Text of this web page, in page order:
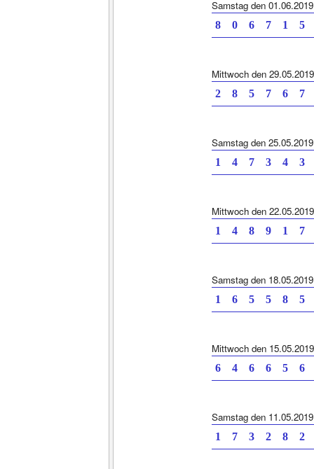
Samstag den 01.06.2019
8 0 6 7 1 5
Mittwoch den 29.05.2019
2 8 5 7 6 7
Samstag den 25.05.2019
1 4 7 3 4 3
Mittwoch den 22.05.2019
1 4 8 9 1 7
Samstag den 18.05.2019
1 6 5 5 8 5
Mittwoch den 15.05.2019
6 4 6 6 5 6
Samstag den 11.05.2019
1 7 3 2 8 2